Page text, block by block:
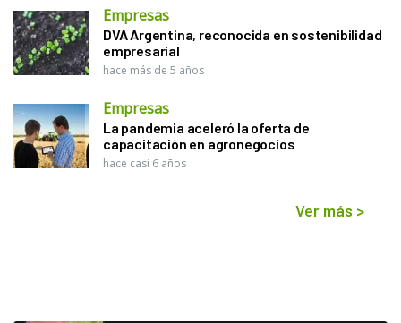
Empresas
DVA Argentina, reconocida en sostenibilidad
empresarial
hace más de 5 años
Empresas
La pandemia aceleró la oferta de
capacitación en agronegocios
hace casi 6 años
Ver más >